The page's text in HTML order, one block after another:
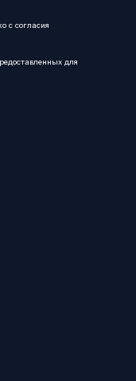
с согласия
для